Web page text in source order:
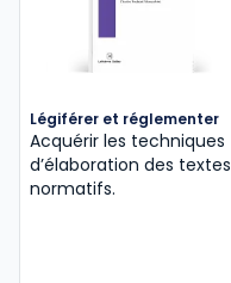
Légiférer et réglementer
Acquérir les techniques
d’élaboration des textes
normatifs.